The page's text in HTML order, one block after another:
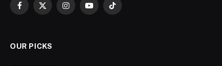
Facebook
X
InstagramYouTubeTikTok
OUR PICKS